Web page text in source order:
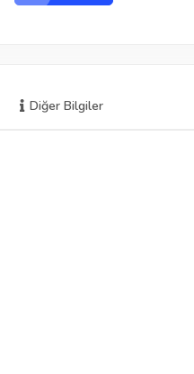
Diğer Bilgiler